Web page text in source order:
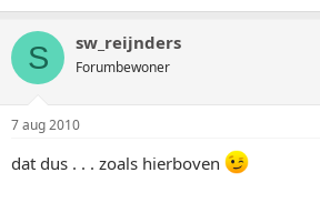
S sw_reijnders
Forumbewoner
7 aug 2010
dat dus . . . zoals hierboven